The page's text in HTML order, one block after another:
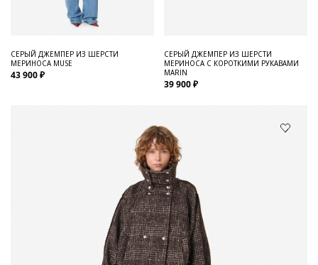
СЕРЫЙ ДЖЕМПЕР ИЗ ШЕРСТИ
МЕРИНОСА MUSE
43 900 ₽
СЕРЫЙ ДЖЕМПЕР ИЗ ШЕРСТИ
МЕРИНОСА С КОРОТКИМИ РУКАВАМИ
MARIN
39 900 ₽